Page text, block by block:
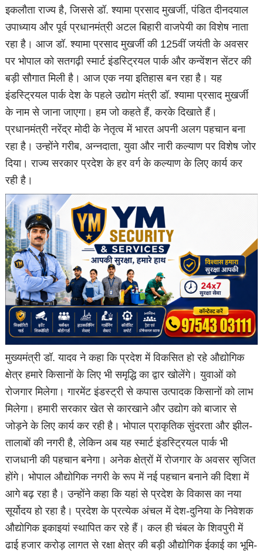
इकलौता राज्य है, जिससे डॉ. श्यामा प्रसाद मुखर्जी, पंडित दीनदयाल
उपाध्याय और पूर्व प्रधानमंत्री अटल बिहारी वाजपेयी का विशेष नाता
रहा है। आज डॉ. श्यामा प्रसाद मुखर्जी की 125वीं जयंती के अवसर
पर भोपाल को सतगढ़ी स्मार्ट इंडस्ट्रियल पार्क और कन्वेंशन सेंटर की
बड़ी सौगात मिली है। आज एक नया इतिहास बन रहा है। यह
इंडस्ट्रियल पार्क देश के पहले उद्योग मंत्री डॉ. श्यामा प्रसाद मुखर्जी
के नाम से जाना जाएगा। हम जो कहते हैं, करके दिखाते हैं।
प्रधानमंत्री नरेंद्र मोदी के नेतृत्व में भारत अपनी अलग पहचान बना
रहा है। उन्होंने गरीब, अन्नदाता, युवा और नारी कल्याण पर विशेष जोर
दिया। राज्य सरकार प्रदेश के हर वर्ग के कल्याण के लिए कार्य कर
रही है।
मुख्यमंत्री डॉ. यादव ने कहा कि प्रदेश में विकसित हो रहे औद्योगिक
क्षेत्र हमारे किसानों के लिए भी समृद्धि का द्वार खोलेंगे। युवाओं को
रोजगार मिलेगा। गारमेंट इंडस्ट्री से कपास उत्पादक किसानों को लाभ
मिलेगा। हमारी सरकार खेत से कारखाने और उद्योग को बाजार से
जोड़ने के लिए कार्य कर रही है। भोपाल प्राकृतिक सुंदरता और झील-
तालाबों की नगरी है, लेकिन अब यह स्मार्ट इंडस्ट्रियल पार्क भी
राजधानी की पहचान बनेगा। अनेक क्षेत्रों में रोजगार के अवसर सृजित
होंगे। भोपाल औद्योगिक नगरी के रूप में नई पहचान बनाने की दिशा में
आगे बढ़ रहा है। उन्होंने कहा कि यहां से प्रदेश के विकास का नया
सूर्योदय हो रहा है। प्रदेश के प्रत्येक अंचल में देश-दुनिया के निवेशक
औद्योगिक इकाइयां स्थापित कर रहे हैं। कल ही चंबल के शिवपुरी में
ढाई हजार करोड़ लागत से रक्षा क्षेत्र की बड़ी औद्योगिक ईकाई का भूमि-